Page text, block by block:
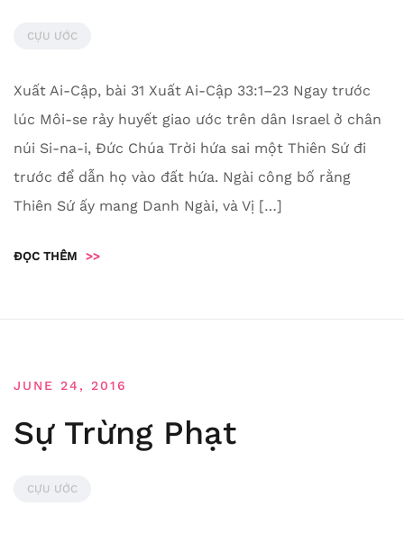
CỰU ƯỚC
Xuất Ai-Cập, bài 31 Xuất Ai-Cập 33:1–23 Ngay trước
lúc Môi-se rảy huyết giao ước trên dân Israel ở chân
núi Si-na-i, Đức Chúa Trời hứa sai một Thiên Sứ đi
trước để dẫn họ vào đất hứa. Ngài công bố rằng
Thiên Sứ ấy mang Danh Ngài, và Vị […]
ĐỌC THÊM >>
JUNE 24, 2016
Sự Trừng Phạt
CỰU ƯỚC